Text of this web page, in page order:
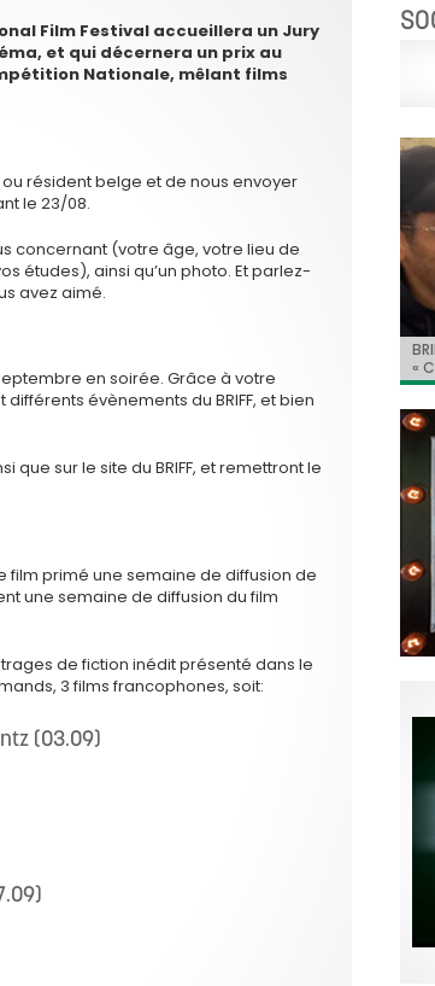
Film Festival accueillera un Jury
et qui décernera un prix au
Nationale, mêlant films
résident belge et de nous envoyer
le 23/08.
concernant (votre âge, votre lieu de
études), ainsi qu’un photo. Et parlez-
avez aimé.
en soirée. Grâce à votre
évènements du BRIFF, et bien
que sur le site du BRIFF, et remettront le
film primé une semaine de diffusion de
une semaine de diffusion du film
de fiction inédit présenté dans le
3 films francophones, soit:
(03.09)
«
du
«